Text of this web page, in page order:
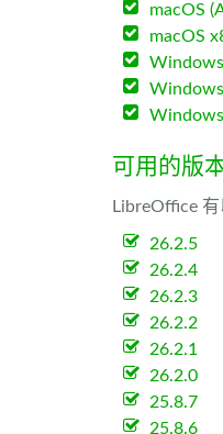
macOS
macOS
可用的版
LibreOffice
26.2.5
26.2.4
26.2.3
26.2.2
26.2.1
26.2.0
25.8.7
25.8.6